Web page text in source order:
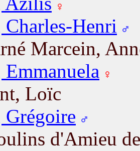
Charles-Henri
Marcein,
Emmanuela
Loïc
Grégoire
d'Amieu